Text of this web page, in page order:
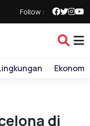
Follow :
Ekonomi
di